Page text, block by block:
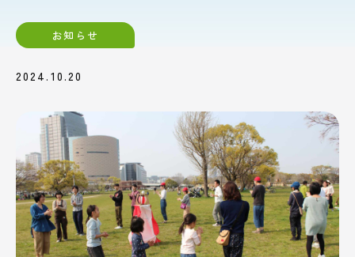
お知らせ
2024.10.20